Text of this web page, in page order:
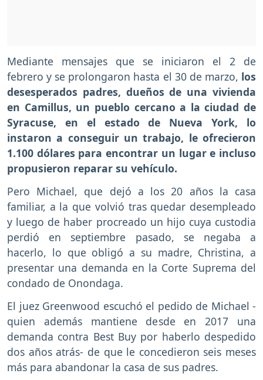
Mediante mensajes que se iniciaron el 2 de
febrero y se prolongaron hasta el 30 de marzo, los
desesperados padres, dueños de una vivienda
en Camillus, un pueblo cercano a la ciudad de
Syracuse, en el estado de Nueva York, lo
instaron a conseguir un trabajo, le ofrecieron
1.100 dólares para encontrar un lugar e incluso
propusieron reparar su vehículo.
Pero Michael, que dejó a los 20 años la casa
familiar, a la que volvió tras quedar desempleado
y luego de haber procreado un hijo cuya custodia
perdió en septiembre pasado, se negaba a
hacerlo, lo que obligó a su madre, Christina, a
presentar una demanda en la Corte Suprema del
condado de Onondaga.
El juez Greenwood escuchó el pedido de Michael -
quien además mantiene desde en 2017 una
demanda contra Best Buy por haberlo despedido
dos años atrás- de que le concedieron seis meses
más para abandonar la casa de sus padres.